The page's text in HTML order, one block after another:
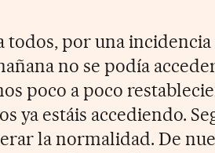
todos, por una
no se podía
poco a poco
ya estáis accediendo.
la normalidad. De